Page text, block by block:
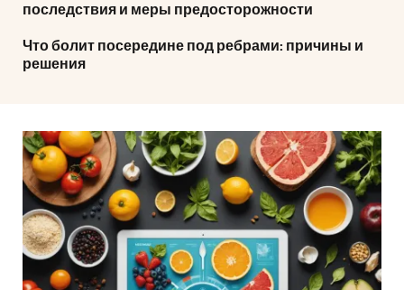
последствия и меры предосторожности
Что болит посередине под ребрами: причины и
решения